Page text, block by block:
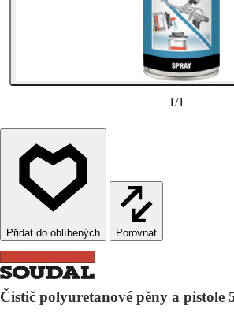
1/1
Porovnat
Čistič polyuretanové pěny a pistole